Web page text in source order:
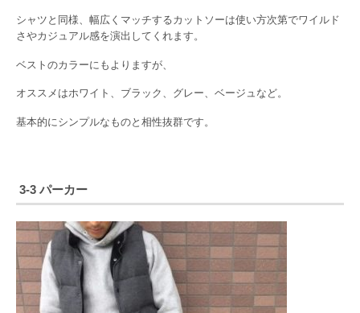
シャツと同様、幅広くマッチするカットソーは使い方次第でワイルド
さやカジュアル感を演出してくれます。
ベストのカラーにもよりますが、
オススメはホワイト、ブラック、グレー、ベージュなど。
基本的にシンプルなものと相性抜群です。
3-3 パーカー